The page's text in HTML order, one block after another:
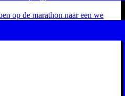
op de marathon naar een we